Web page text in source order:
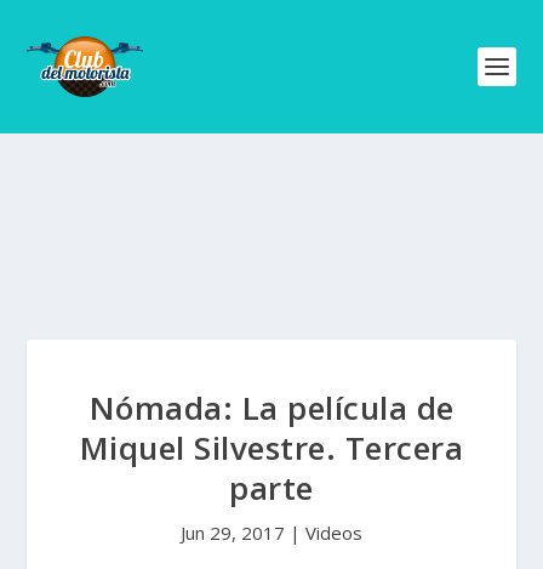
Nómada: La película de
Miquel Silvestre. Tercera
parte
Jun 29, 2017 | Videos